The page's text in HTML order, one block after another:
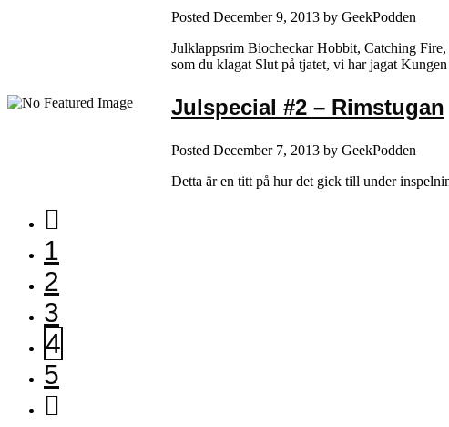
Posted December 9, 2013 by GeekPodden
Julklappsrim Biocheckar Hobbit, Catching
som du klagat Slut på tjatet, vi har jagat
Julspecial #2 – Rimstugan
Posted December 7, 2013 by GeekPodden
Detta är en titt på hur det gick till under
1
2
3
4
5